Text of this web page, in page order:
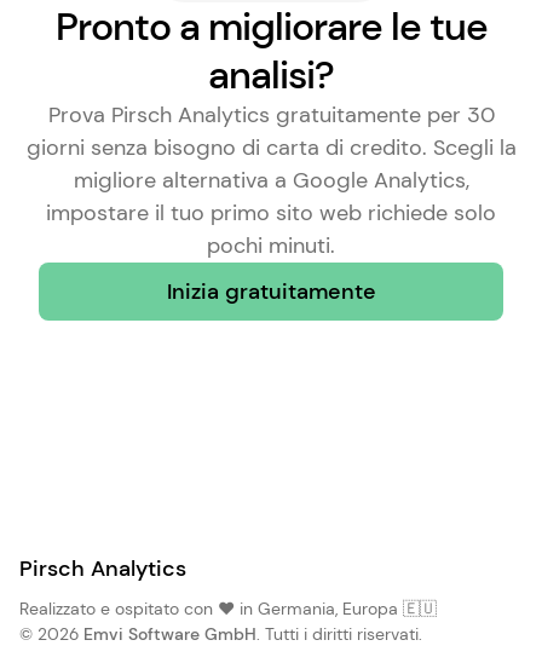
Pronto a migliorare le tue
analisi?
Prova Pirsch Analytics gratuitamente per 30
giorni senza bisogno di carta di credito. Scegli la
migliore alternativa a Google Analytics,
impostare il tuo primo sito web richiede solo
pochi minuti.
Inizia gratuitamente
Pirsch Analytics
Realizzato e ospitato con ❤️ in Germania, Europa 🇪🇺
© 2026 Emvi Software GmbH. Tutti i diritti riservati.